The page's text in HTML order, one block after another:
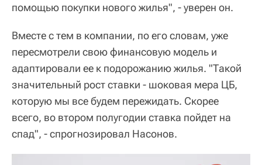
помощью покупки нового жилья", - уверен он.
Вместе с тем в компании, по его словам, уже
пересмотрели свою финансовую модель и
адаптировали ее к подорожанию жилья. "Такой
значительный рост ставки - шоковая мера ЦБ,
которую мы все будем пережидать. Скорее
всего, во втором полугодии ставка пойдет на
спад", - спрогнозировал Насонов.